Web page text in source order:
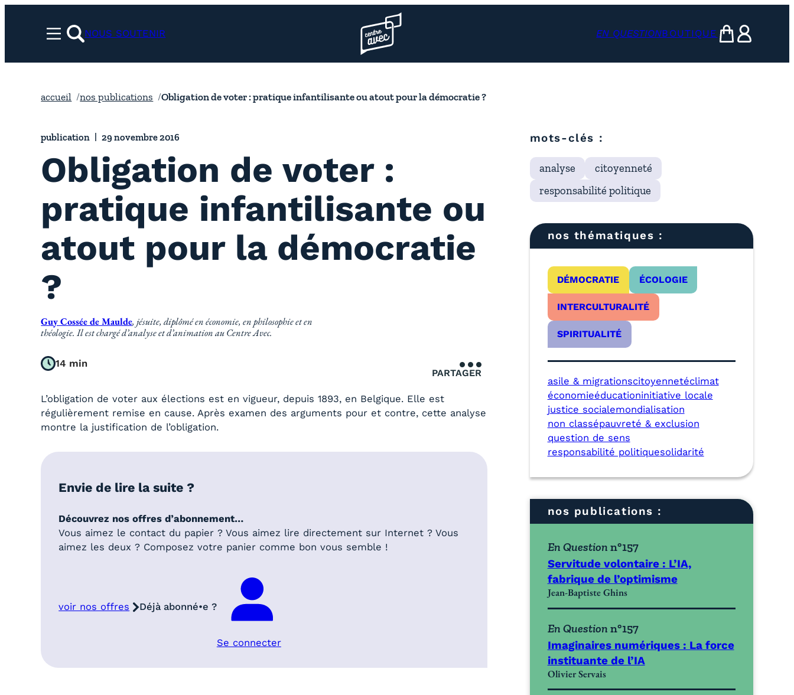
Menurechercher
NOUS SOUTENIR
Page d’accueil l’association
EN QUESTIONBOUTIQUE
mon panier
ma compte
accueil nos publications Obligation de voter : pratique infantilisante ou atout pour la démocratie ?
publication 29 novembre 2016
Obligation de voter :
pratique infantilisante ou
atout pour la démocratie
?
Guy Cossée de Maulde, jésuite, diplômé en économie, en philosophie et en
théologie. Il est chargé d’analyse et d’animation au Centre Avec.
14 min
PARTAGER
L’obligation de voter aux élections est en vigueur, depuis 1893, en Belgique. Elle est
régulièrement remise en cause. Après examen des arguments pour et contre, cette analyse
montre la justification de l’obligation.
Envie de lire la suite ?
Découvrez nos offres d’abonnement…
Vous aimez le contact du papier ? Vous aimez lire directement sur Internet ? Vous
aimez les deux ? Composez votre panier comme bon vous semble !
voir nos offres Déjà abonné•e ?
Se connecter
mots-clés :
analyse
citoyenneté
responsabilité politique
nos thématiques :
DÉMOCRATIE ÉCOLOGIE
INTERCULTURALITÉ
SPIRITUALITÉ
asile & migrationscitoyennetéclimat
économieéducationinitiative locale
justice socialemondialisation
non classépauvreté & exclusion
question de sens
responsabilité politiquesolidarité
nos publications :
Servitude volontaire : L’IA,
fabrique de l’optimisme
En Question n°157
Jean-Baptiste Ghins
Imaginaires numériques : La force
instituante de l’IA
En Question n°157
Olivier Servais